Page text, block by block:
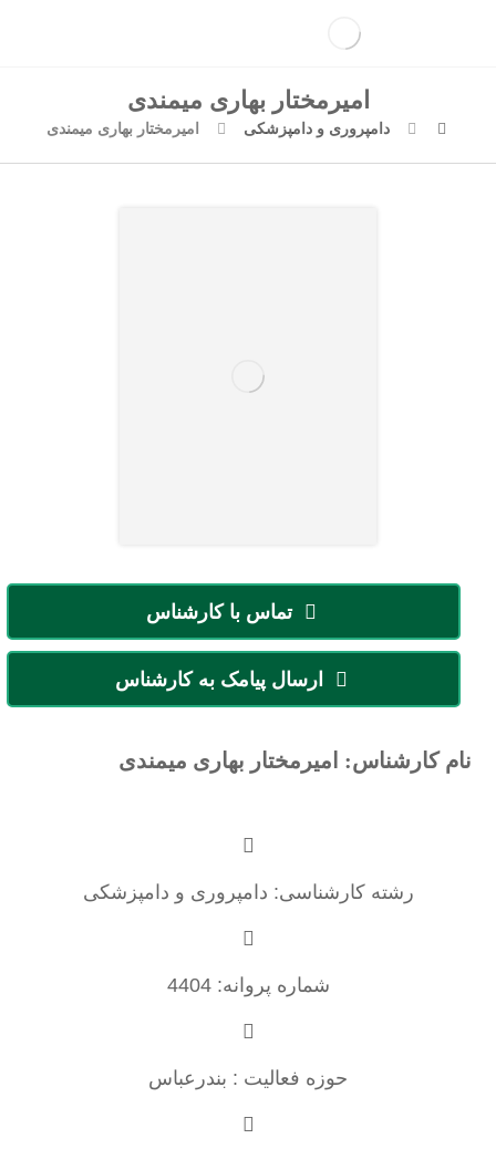
امیرمختار بهاری میمندی
دامپروری و دامپزشکی امیرمختار بهاری میمندی
تماس با کارشناس
ارسال پیامک به کارشناس
نام کارشناس: امیرمختار بهاری میمندی
رشته کارشناسی: دامپروری و دامپزشکی
شماره پروانه: 4404
حوزه فعالیت : بندرعباس